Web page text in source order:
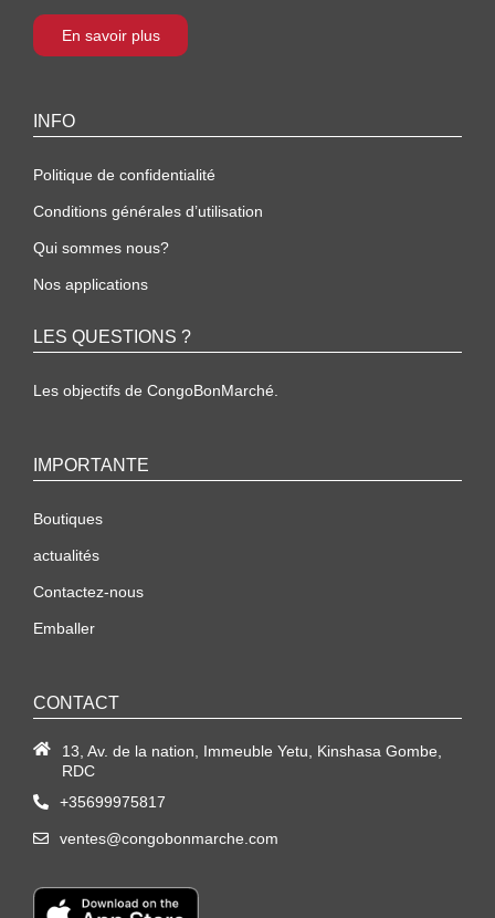
En savoir plus
INFO
Politique de confidentialité
Conditions générales d’utilisation
Qui sommes nous?
Nos applications
LES QUESTIONS ?
Les objectifs de CongoBonMarché.
IMPORTANTE
Boutiques
actualités
Contactez-nous
Emballer
CONTACT
13, Av. de la nation, Immeuble Yetu, Kinshasa Gombe,
RDC
+35699975817
ventes@congobonmarche.com